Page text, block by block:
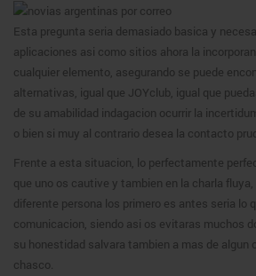
Esta pregunta seria demasiado basica y
aplicaciones asi como sitios ahora la
cualquier elemento, asegurando se puede
alternativas, igual que JOYclub, igual que
de su amabilidad indagacion ocurrir la
o bien si muy al contrario desea la contacto
Frente a esta situacion, lo perfectamente
que uno os cautive y tambien en la charla
diferente persona los primero es antes seria lo
comunicacion, siendo asi os evitaras muchos
su honestidad salvara tambien a mas de algun
chasco.